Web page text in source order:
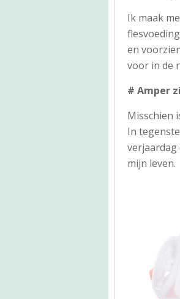
Ik maak
en
voor in de
# Amper
Misschien
In
verjaardag
mijn leven.